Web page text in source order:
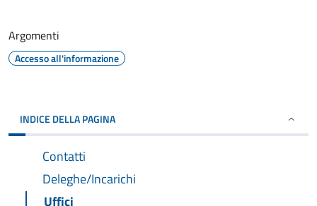
Argomenti
Accesso all'informazione
INDICE DELLA PAGINA
Contatti
Deleghe/Incarichi
Uffici